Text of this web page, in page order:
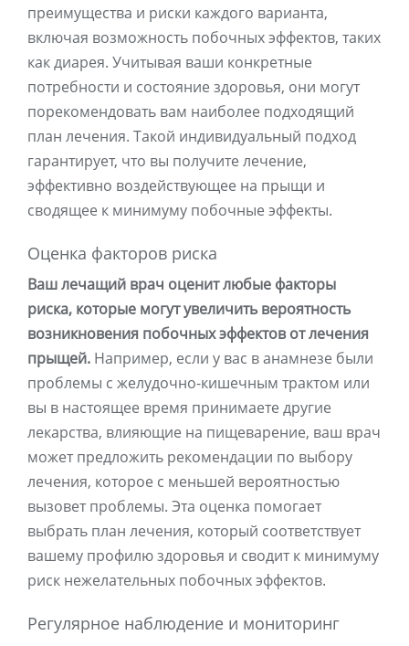
преимущества и риски каждого варианта,
включая возможность побочных эффектов, таких
как диарея. Учитывая ваши конкретные
потребности и состояние здоровья, они могут
порекомендовать вам наиболее подходящий
план лечения. Такой индивидуальный подход
гарантирует, что вы получите лечение,
эффективно воздействующее на прыщи и
сводящее к минимуму побочные эффекты.
Оценка факторов риска
Ваш лечащий врач оценит любые факторы
риска, которые могут увеличить вероятность
возникновения побочных эффектов от лечения
прыщей. Например, если у вас в анамнезе были
проблемы с желудочно-кишечным трактом или
вы в настоящее время принимаете другие
лекарства, влияющие на пищеварение, ваш врач
может предложить рекомендации по выбору
лечения, которое с меньшей вероятностью
вызовет проблемы. Эта оценка помогает
выбрать план лечения, который соответствует
вашему профилю здоровья и сводит к минимуму
риск нежелательных побочных эффектов.
Регулярное наблюдение и мониторинг